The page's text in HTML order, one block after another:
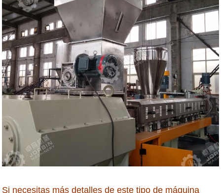
Si necesitas más detalles de este tipo de máquina